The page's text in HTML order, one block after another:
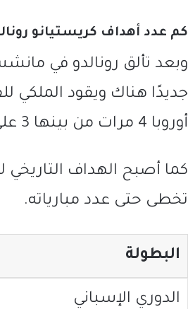
كم عدد أهداف كريستيانو
وبعد تألق رونالدو في
جديدًا هناك ويقود الملكي
أوروبا 4 مرات من بينها 3 على التوالي.
كما أصبح الهداف
تخطى حتى عدد مبارياته.
البطولة
الدوري الإسباني